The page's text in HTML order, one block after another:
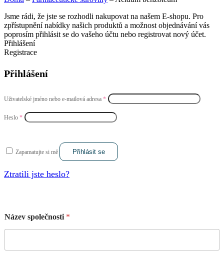
Jsme rádi, že jste se rozhodli nakupovat na našem E-shopu. Pro
zpřístupnění nabídky našich produktů a možnost objednávání vás
poprosím přihlásit se do vašeho účtu nebo registrovat nový účet.
Přihlášení
Registrace
Přihlášení
Uživatelské jméno nebo e-mailová adresa *
Heslo *
Zapamatujte si mě Přihlásit se
Ztratili jste heslo?
Název společnosti *